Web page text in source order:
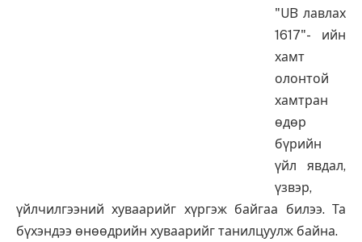
"UB лавлах
1617"- ийн
хамт
олонтой
хамтран
өдөр
бүрийн
үйл явдал,
үзвэр,
үйлчилгээний хуваарийг хүргэж байгаа билээ. Та
бүхэндээ өнөөдрийн хуваарийг танилцуулж байна.